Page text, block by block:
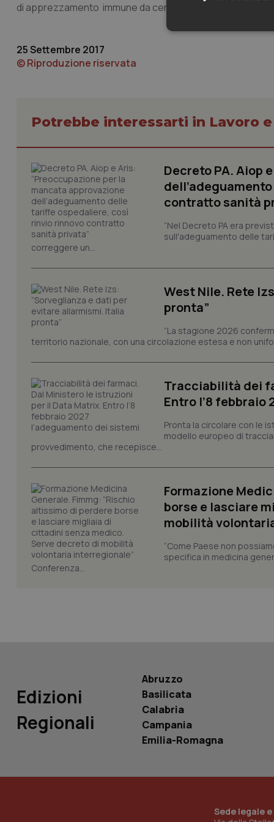
di apprezzamento immune da censure e conforme ai
25 Settembre 2017
© Riproduzione riservata
Potrebbe interessarti in Lavoro
Decreto PA. Aiop
contratto sanità
“Nel Decreto PA era
sull'adeguamento delle
correggere un...
West Nile. Rete
pronta”
“La stagione 2026
territorio nazionale, con una circolazione estesa e non
Tracciabilità dei
Entro l’8 febbraio
Pronta la circolare con le
modello europeo di
provvedimento, che recepisce...
Formazione
borse e lasciare
mobilità
“Come Paese non
specifica in medicina
Conferenza...
Edizioni
Regionali
Abruzzo
Basilicata
Calabria
Campania
Emilia-Romagna
Sede legale
Nome
tracking-sites-
session-id
__Secure-
ROLLOUT_TOKEN